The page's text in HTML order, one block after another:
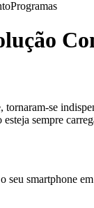
Programas
se
sempre
smartphone